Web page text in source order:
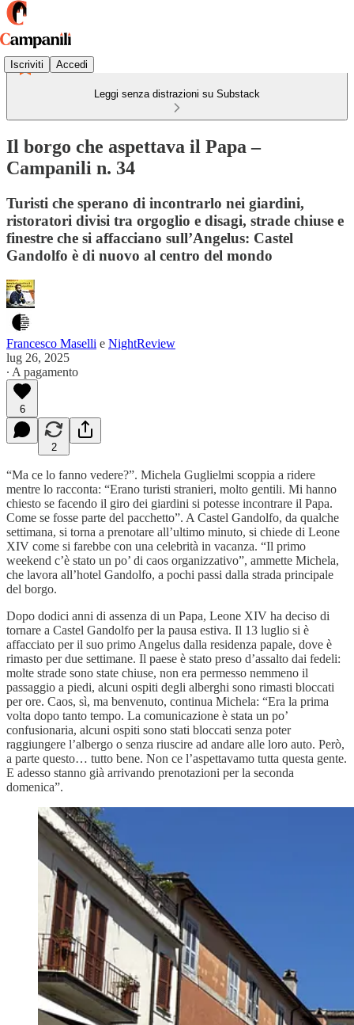
Iscriviti Accedi
Leggi senza distrazioni su Substack
Il borgo che aspettava il Papa –
Campanili n. 34
Turisti che sperano di incontrarlo nei giardini,
ristoratori divisi tra orgoglio e disagi, strade chiuse e
finestre che si affacciano sull’Angelus: Castel
Gandolfo è di nuovo al centro del mondo
Francesco Maselli e NightReview
lug 26, 2025
∙ A pagamento
6
2
“Ma ce lo fanno vedere?”. Michela Guglielmi scoppia a ridere
mentre lo racconta: “Erano turisti stranieri, molto gentili. Mi hanno
chiesto se facendo il giro dei giardini si potesse incontrare il Papa.
Come se fosse parte del pacchetto”. A Castel Gandolfo, da qualche
settimana, si torna a prenotare all’ultimo minuto, si chiede di Leone
XIV come si farebbe con una celebrità in vacanza. “Il primo
weekend c’è stato un po’ di caos organizzativo”, ammette Michela,
che lavora all’hotel Gandolfo, a pochi passi dalla strada principale
del borgo.
Dopo dodici anni di assenza di un Papa, Leone XIV ha deciso di
tornare a Castel Gandolfo per la pausa estiva. Il 13 luglio si è
affacciato per il suo primo Angelus dalla residenza papale, dove è
rimasto per due settimane. Il paese è stato preso d’assalto dai fedeli:
molte strade sono state chiuse, non era permesso nemmeno il
passaggio a piedi, alcuni ospiti degli alberghi sono rimasti bloccati
per ore. Caos, sì, ma benvenuto, continua Michela: “Era la prima
volta dopo tanto tempo. La comunicazione è stata un po’
confusionaria, alcuni ospiti sono stati bloccati senza poter
raggiungere l’albergo o senza riuscire ad andare alle loro auto. Però,
a parte questo… tutto bene. Non ce l’aspettavamo tutta questa gente.
E adesso stanno già arrivando prenotazioni per la seconda
domenica”.